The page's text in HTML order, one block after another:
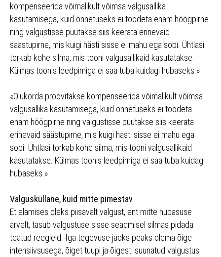
kompenseerida võimalikult võimsa valgusallika
kasutamisega, kuid õnnetuseks ei toodeta enam hõõgpirne
ning valgustisse püütakse siis keerata erinevaid
säästupirne, mis kuigi hästi sisse ei mahu ega sobi. Ühtlasi
torkab kohe silma, mis tooni valgusallikaid kasutatakse.
Külmas toonis leedpirniga ei saa tuba kuidagi hubaseks.»
«Olukorda proovitakse kompenseerida võimalikult võimsa
valgusallika kasutamisega, kuid õnnetuseks ei toodeta
enam hõõgpirne ning valgustisse püütakse siis keerata
erinevaid säästupirne, mis kuigi hästi sisse ei mahu ega
sobi. Ühtlasi torkab kohe silma, mis tooni valgusallikaid
kasutatakse. Külmas toonis leedpirniga ei saa tuba kuidagi
hubaseks.»
Valgusküllane, kuid mitte pimestav
Et elamises oleks piisavalt valgust, ent mitte hubasuse
arvelt, tasub valgustuse sisse seadmisel silmas pidada
teatud reegleid. Iga tegevuse jaoks peaks olema õige
intensiivsusega, õiget tüüpi ja õigesti suunatud valgustus.